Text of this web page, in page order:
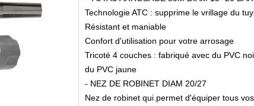
Technologie ATC : supprime le vrillage du
Résistant et maniable
Confort d'utilisation pour votre arrosage
Tricoté 4 couches : fabriqué avec du PVC
du PVC jaune
- NEZ DE ROBINET DIAM 20/27
Nez de robinet qui permet d'équiper tous